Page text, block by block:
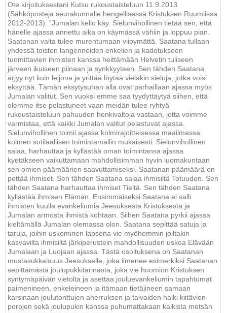
Ote kirjoituksestani Kutsu rukoustaisteluun 11.9.2013
(Sähköposteja seurakunnalle hengellisessä Kristuksen Ruumiissa
2012-2013): ”Jumalan kello käy. Sielunvihollinen tietää sen, että
hänelle ajassa annettu aika on käymässä vähiin ja loppuu pian.
Saatanan valta tulee murentumaan viipymättä. Saatana tullaan
yhdessä toisten langenneiden enkelien ja kadotukseen
tuomittavien ihmisten kanssa heittämään Helvetin tuliseen
järveen ikuiseen piinaan ja synkkyyteen. Sen tähden Saatana
ärjyy nyt kuin leijona ja yrittää löytää vieläkin sieluja, jotka voisi
eksyttää. Tämän eksytysuhan alla ovat parhaillaan ajassa myös
Jumalan valitut. Sen vuoksi emme saa tyydyttäytyä siihen, että
olemme itse pelastuneet vaan meidän tulee ryhtyä
rukoustaisteluun pahuuden henkivaltoja vastaan, jotta voimme
varmistaa, että kaikki Jumalan valitut pelastuvat ajassa.
Sielunvihollinen toimii ajassa kolmirajoitteisessa maailmassa
kolmen sotilaallisen toimintamallin mukaisesti. Sielunvihollinen
salaa, harhauttaa ja kyllästää oman toimintansa ajassa
kyetäkseen vaikuttamaan mahdollisimman hyvin luomakuntaan
sen omien päämäärien saavuttamiseksi. Saatanan päämäärä on
pettää ihmiset. Sen tähden Saatana salaa ihmisiltä Totuuden. Sen
tähden Saatana harhauttaa ihmiset Tieltä. Sen tähden Saatana
kyllästää ihmisen Elämän. Ensimmäiseksi Saatana ei salli
ihmisten kuulla evankeliumia Jeesuksesta Kristuksesta ja
Jumalan armosta ihmistä kohtaan. Siihen Saatana pyrkii ajassa
kieltämällä Jumalan olemassa olon. Saatana sepittää satuja ja
taruja, joihin uskominen lapsena vie myöhemmin joiltakin
kasvavilta ihmisiltä järkiperustein mahdollisuuden uskoa Elävään
Jumalaan ja Luojaan ajassa. Tästä osoituksena on Saatanan
mustasukkaisuus Jeesukselle, joka ilmenee esimerkiksi Saatanan
sepittämästä joulupukkitarinasta, joka vie huomion Kristuksen
syntymäpäivän vietolta ja asettaa jouluevankeliumin tapahtumat
paimenineen, enkeleineen ja itämaan tietäjineen samaan
karsinaan joulutonttujen aherruksen ja taivaiden halki kiitävien
porojen sekä joulupukin kanssa puhumattakaan kaikista metsän